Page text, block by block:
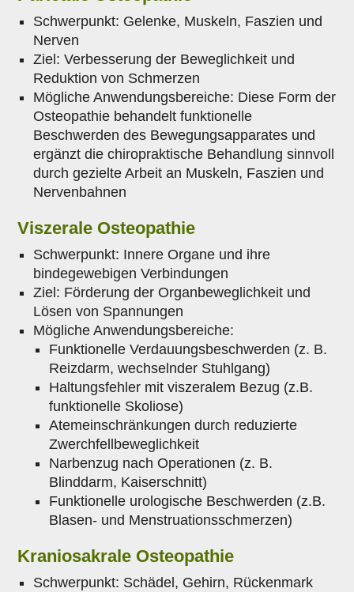
Schwerpunkt: Gelenke, Muskeln, Faszien und
Nerven
Ziel: Verbesserung der Beweglichkeit und
Reduktion von Schmerzen
Mögliche Anwendungsbereiche: Diese Form der
Osteopathie behandelt funktionelle
Beschwerden des Bewegungsapparates und
ergänzt die chiropraktische Behandlung sinnvoll
durch gezielte Arbeit an Muskeln, Faszien und
Nervenbahnen
Viszerale Osteopathie
Schwerpunkt: Innere Organe und ihre
bindegewebigen Verbindungen
Ziel: Förderung der Organbeweglichkeit und
Lösen von Spannungen
Mögliche Anwendungsbereiche:
Funktionelle Verdauungsbeschwerden (z. B.
Reizdarm, wechselnder Stuhlgang)
Haltungsfehler mit viszeralem Bezug (z.B.
funktionelle Skoliose)
Atemeinschränkungen durch reduzierte
Zwerchfellbeweglichkeit
Narbenzug nach Operationen (z. B.
Blinddarm, Kaiserschnitt)
Funktionelle urologische Beschwerden (z.B.
Blasen- und Menstruationsschmerzen)
Kraniosakrale Osteopathie
Schwerpunkt: Schädel, Gehirn, Rückenmark